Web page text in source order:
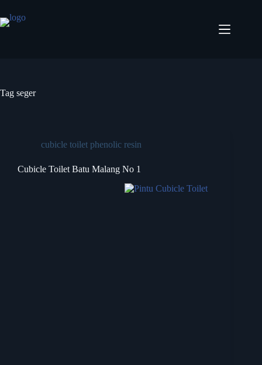
Tag seger
cubicle toilet phenolic resin
Cubicle Toilet Batu Malang No 1